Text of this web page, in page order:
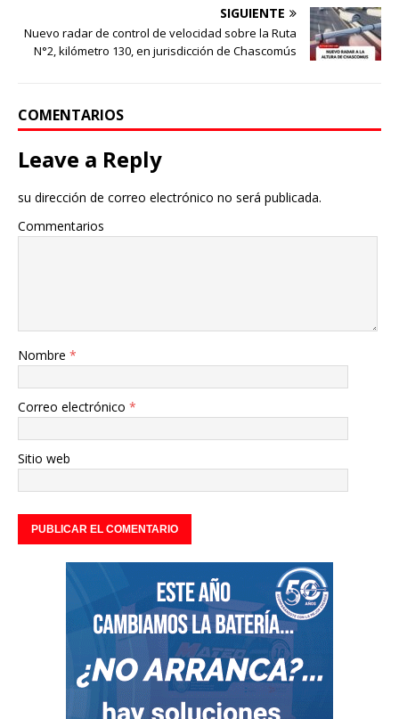
SIGUIENTE
Nuevo radar de control de velocidad sobre la Ruta
N°2, kilómetro 130, en jurisdicción de Chascomús
COMENTARIOS
Leave a Reply
su dirección de correo electrónico no será publicada.
Commentarios
Nombre *
Correo electrónico *
Sitio web